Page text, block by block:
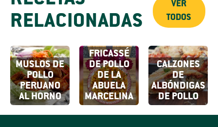
RELACIONADAS
VER
TODOS
MUSLOS DE
POLLO
PERUANO
AL HORNO
FRICASSÉ
DE POLLO
DE LA
ABUELA
MARCELINA
CALZONES
DE
ALBÓNDIGAS
DE POLLO